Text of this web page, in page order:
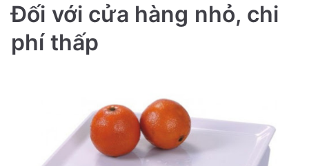
hàng,
Đối với cửa hàng nhỏ, chi
phí thấp